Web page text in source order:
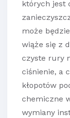
których jest
może
wiąże się z
czyste rury
ciśnienie, a
kłopotów
chemiczne
wymiany